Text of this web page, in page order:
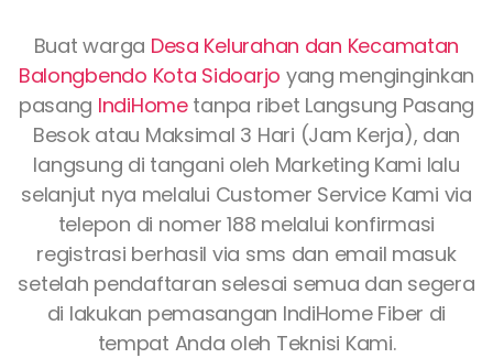
Buat warga Desa Kelurahan dan Kecamatan
Balongbendo Kota Sidoarjo yang menginginkan
pasang IndiHometanpa ribet Langsung Pasang
Besok atau Maksimal 3 Hari (Jam Kerja), dan
langsung di tangani oleh Marketing Kami lalu
selanjut nya melalui Customer Service Kami via
telepon di nomer 188 melalui konfirmasi
registrasi berhasil via sms dan email masuk
setelah pendaftaran selesai semua dan segera
di lakukan pemasangan IndiHome Fiber di
tempat Anda oleh Teknisi Kami.